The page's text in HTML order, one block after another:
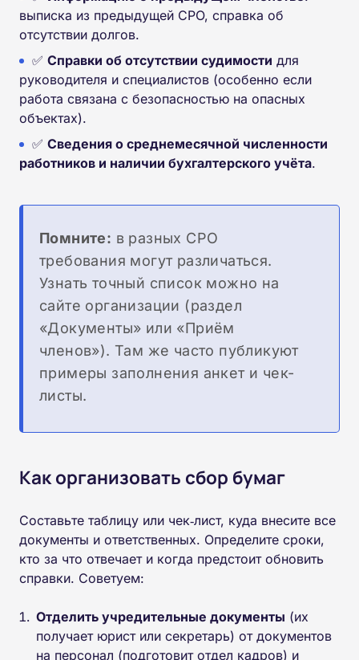
выписка из предыдущей СРО, справка об
отсутствии долгов.
✅ Справки об отсутствии судимости для
руководителя и специалистов (особенно если
работа связана с безопасностью на опасных
объектах).
✅ Сведения о среднемесячной численности
работников и наличии бухгалтерского учёта.
Помните: в разных СРО
требования могут различаться.
Узнать точный список можно на
сайте организации (раздел
«Документы» или «Приём
членов»). Там же часто публикуют
примеры заполнения анкет и чек-
листы.
Как организовать сбор бумаг
Составьте таблицу или чек‑лист, куда внесите все
документы и ответственных. Определите сроки,
кто за что отвечает и когда предстоит обновить
справки. Советуем:
Отделить учредительные документы (их
получает юрист или секретарь) от документов
на персонал (подготовит отдел кадров) и